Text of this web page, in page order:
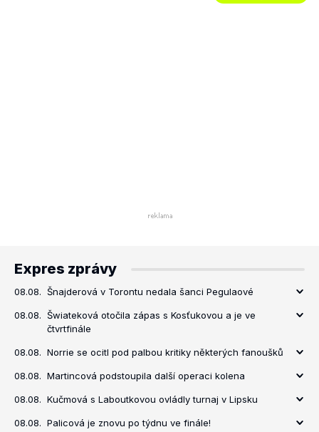
Expres zprávy
08.08. Šnajderová v Torontu nedala šanci Pegulaové
08.08. Šwiateková otočila zápas s Kosťukovou a je ve
čtvrtfinále
08.08. Norrie se ocitl pod palbou kritiky některých fanoušků
08.08. Martincová podstoupila další operaci kolena
08.08. Kučmová s Laboutkovou ovládly turnaj v Lipsku
08.08. Palicová je znovu po týdnu ve finále!